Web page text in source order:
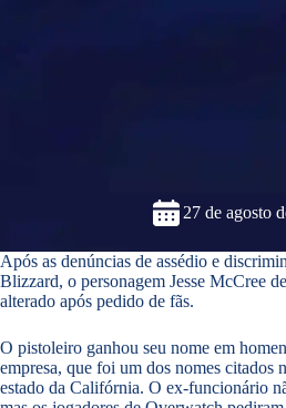
27 de agosto
Após as denúncias de assédio e
Blizzard, o personagem Jesse McCree de
alterado após pedido de fãs.
O pistoleiro ganhou seu nome em
empresa, que foi um dos nomes citados
estado da Califórnia. O ex-funcionário